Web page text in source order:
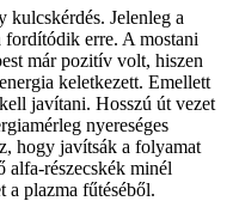
kulcskérdés. Jelenleg a
fordítódik erre. A mostani
már pozitív volt, hiszen
keletkezett. Emellett
javítani. Hosszú út vezet
nyereséges
hogy javítsák a folyamat
alfa-részecskék minél
a plazma fűtéséből.